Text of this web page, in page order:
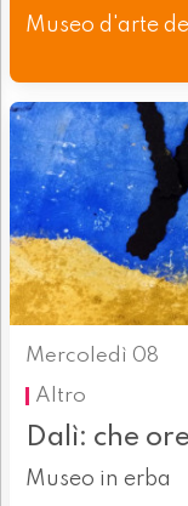
Museo d'arte
Mercoledì 08
Altro
Dalì: che
Museo in erba